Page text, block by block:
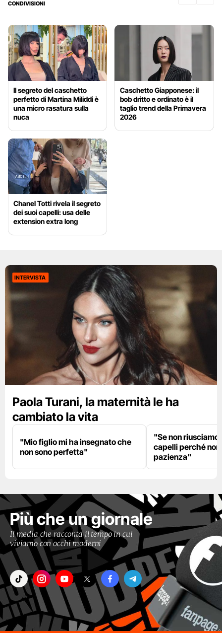
CONDIVISIONI
Il segreto del caschetto
perfetto di Martina Miliddi è
una micro rasatura sulla
nuca
Caschetto Giapponese: il
bob dritto e ordinato è il
taglio trend della Primavera
2026
Chanel Totti rivela il segreto
dei suoi capelli: usa delle
extension extra long
INTERVISTA
Paola Turani, la maternità le ha
cambiato la vita
"Mio figlio mi ha insegnato che
non sono perfetta"
"Se non riusciamo
capelli perché
pazienza"
Più che un giornale
Il media che racconta il tempo in cui
viviamo con occhi moderni